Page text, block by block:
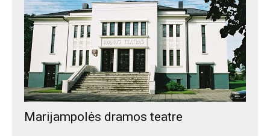
Marijampolės dramos teatre